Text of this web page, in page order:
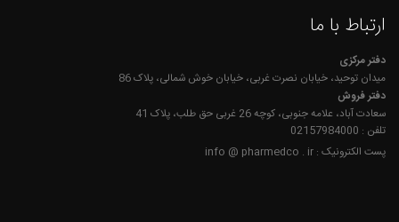
میدان توحید، خیابان نصرت غربی، خیابان خوش شمالی، پلاک 86
دفتر فروش
سعادت آباد، علامه جنوبی، کوچه 26 غربی حق طلب، پلاک 41
تلفن : 02157984000
پست الکترونیک : info @ pharmedco . ir